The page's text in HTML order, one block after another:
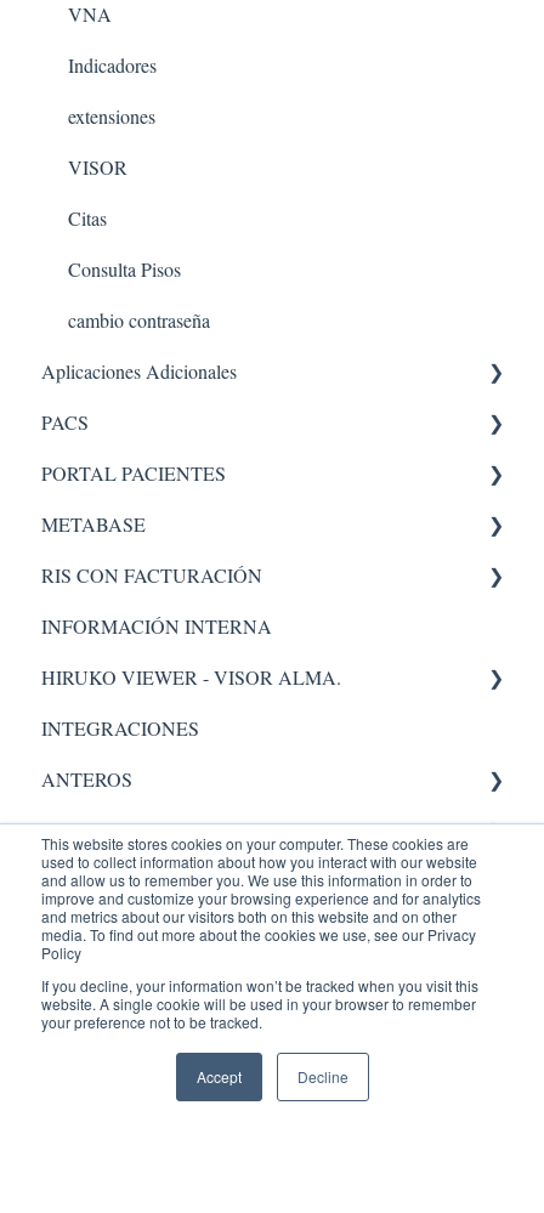
This website stores cookies on your computer. These cookies are
used to collect information about how you interact with our website
and allow us to remember you. We use this information in order to
improve and customize your browsing experience and for analytics
and metrics about our visitors both on this website and on other
media. To find out more about the cookies we use, see our Privacy
Policy
If you decline, your information won’t be tracked when you visit this
website. A single cookie will be used in your browser to remember
your preference not to be tracked.
Accept Decline
VNA
Indicadores
extensiones
VISOR
Citas
Consulta Pisos
cambio contraseña
Aplicaciones Adicionales
Aplicaciones internas
PACS
PACS 5
Administrador
Pacs
PORTAL PACIENTES
Administración - portal
METABASE
Metabase
Administrador
RIS CON FACTURACIÓN
Facturacion
Administración
INFORMACIÓN INTERNA
HIRUKO VIEWER - VISOR ALMA.
Visor Alma
INTEGRACIONES
ANTEROS
Administrador
AIC
Validación.
Administrador
PACS
Recepción
RADIOLOGY
Equipos Médicos
Entrenamientos
ENTRENAMIENTOS AQUILA
PACIENTES
Portal Paciente
Reconocimiento de Voz